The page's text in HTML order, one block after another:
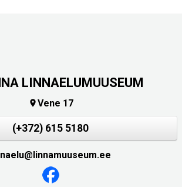
LINNAELUMUUSEUM
Vene 17
(+372) 615 5180